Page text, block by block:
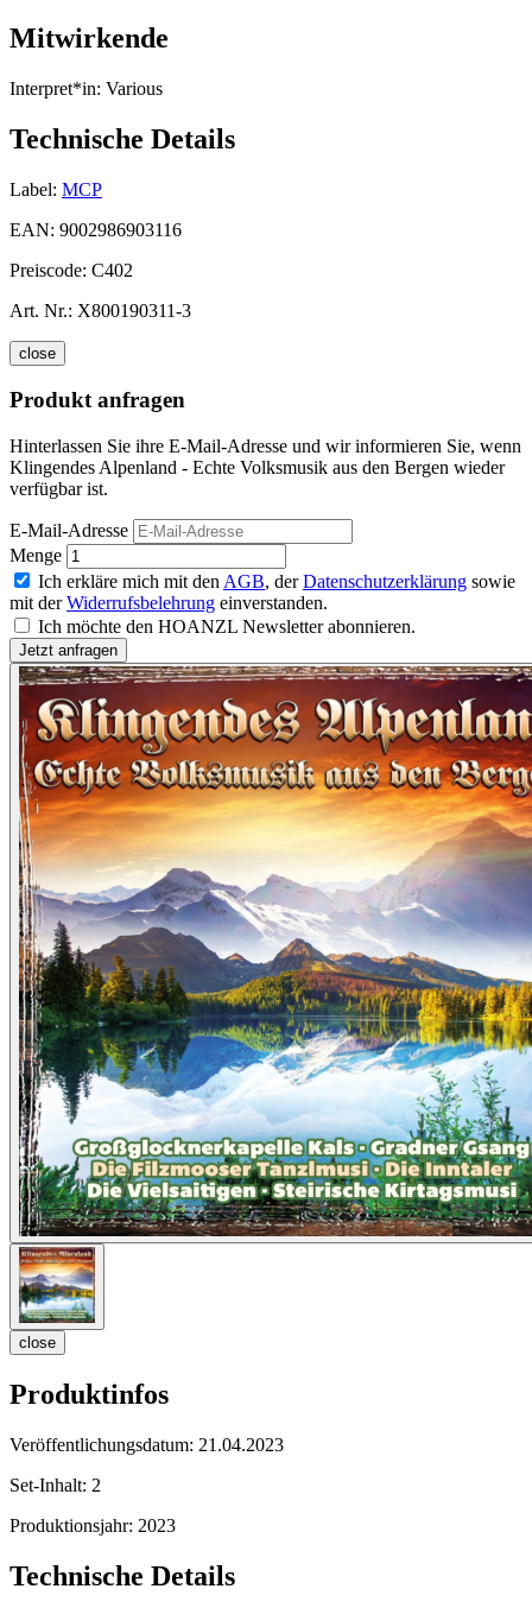
Mitwirkende
Interpret*in: Various
Technische Details
Label: MCP
EAN: 9002986903116
Preiscode: C402
Art. Nr.: X800190311-3
close
Produkt anfragen
Hinterlassen Sie ihre E-Mail-Adresse und wir informieren Sie, wenn
Klingendes Alpenland - Echte Volksmusik aus den Bergen wieder
verfügbar ist.
E-Mail-Adresse
Menge
Ich erkläre mich mit den AGB, derDatenschutzerklärung sowie
mit derWiderrufsbelehrung einverstanden.
Ich möchte den HOANZL Newsletter abonnieren.
close
Produktinfos
Veröffentlichungsdatum: 21.04.2023
Set-Inhalt: 2
Produktionsjahr: 2023
Technische Details